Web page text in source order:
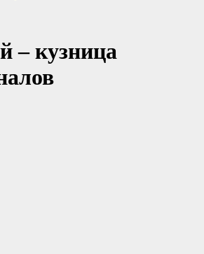
– кузница